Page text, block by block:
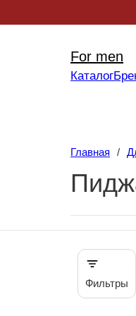
For men
Каталог
Главная /
Фильтры